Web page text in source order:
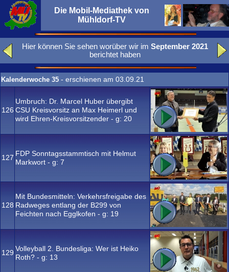
Die Mobil-Mediathek von
Mühldorf-TV
Hier können Sie sehen worüber wir im September 2021
berichtet haben
Kalenderwoche 35 - erschienen am 03.09.21
126
Umbruch: Dr. Marcel Huber übergibt
CSU Kreisvorsitz an Max Heimerl und
wird Ehren-Kreisvorsitzender - g: 20
127 FDP Sonntagsstammtisch mit Helmut
Markwort - g: 7
128
Mit Bundesmitteln: Verkehrsfreigabe des
Radweges entlang der B299 von
Feichten nach Egglkofen - g: 19
129 Volleyball 2. Bundesliga: Wer ist Heiko
Roth? - g: 13